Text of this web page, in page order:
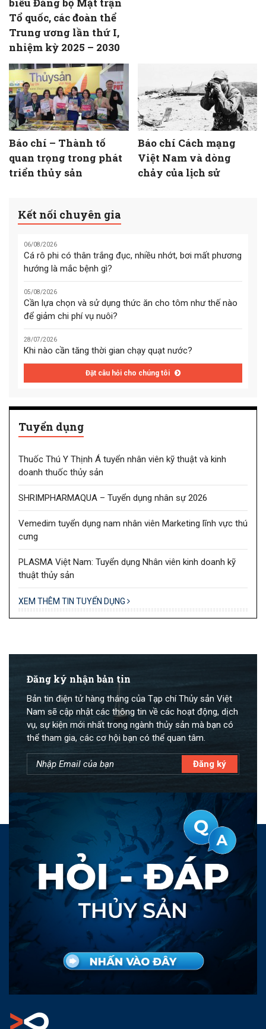
Tổ quốc, các đoàn thể
Trung ương lần thứ I,
nhiệm kỳ 2025 – 2030
Báo chí – Thành tố
quan trọng trong phát
triển thủy sản
Báo chí Cách mạng
Việt Nam và dòng
chảy của lịch sử
Kết nối chuyên gia
06/08/2026
Cá rô phi có thân trắng đục, nhiều nhớt, bơi mất phương
hướng là mắc bệnh gì?
05/08/2026
Cần lựa chọn và sử dụng thức ăn cho tôm như thế nào
để giảm chi phí vụ nuôi?
28/07/2026
Khi nào cần tăng thời gian chạy quạt nước?
Đặt câu hỏi cho chúng tôi
Tuyển dụng
Thuốc Thú Y Thịnh Á tuyển nhân viên kỹ thuật và kinh
doanh thuốc thủy sản
SHRIMPHARMAQUA – Tuyển dụng nhân sự 2026
Vemedim tuyển dụng nam nhân viên Marketing lĩnh vực thú
cưng
PLASMA Việt Nam: Tuyển dụng Nhân viên kinh doanh kỹ
thuật thủy sản
XEM THÊM TIN TUYỂN DỤNG
Đăng ký nhận bản tin
Bản tin điện tử hàng tháng của Tạp chí Thủy sản Việt
Nam sẽ cập nhật các thông tin về các hoạt động, dịch
vụ, sự kiện mới nhất trong ngành thủy sản mà bạn có
thể tham gia, các cơ hội bạn có thể quan tâm.